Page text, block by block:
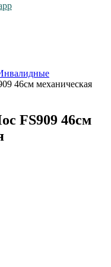
46см механическая
FS909 46см